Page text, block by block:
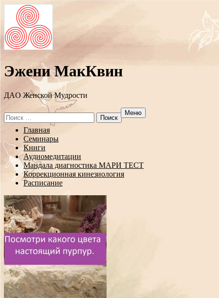
Эжени МакКвин
ДAO Женской Мудрости
Search
for:
Меню
Перейти
содержанию
Главная
Семинары
Книги
Аудиомедитации
Мандала диагностика МАРИ ТЕСТ
Коррекционная кинезиология
Расписание